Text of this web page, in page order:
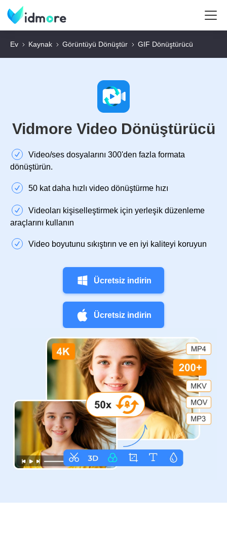
Ev Kaynak Görüntüyü Dönüştür GIF Dönüştürücü
Vidmore Video Dönüştürücü
Video/ses dosyalarını 300'den fazla formata
dönüştürün.
50 kat daha hızlı video dönüştürme hızı
Videoları kişiselleştirmek için yerleşik düzenleme
araçlarını kullanın
Video boyutunu sıkıştırın ve en iyi kaliteyi koruyun
Ücretsiz indirin
Ücretsiz indirin